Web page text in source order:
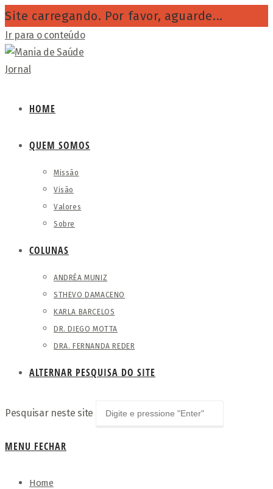
Site carregando. Por favor, aguarde...
Ir para o conteúdo
HOME
QUEM SOMOS
Missão
Visão
Valores
Sobre
COLUNAS
ANDRÉA MUNIZ
STHEVO DAMACENO
KARLA BARCELOS
DR. DIEGO MOTTA
DRA. FERNANDA REDER
ALTERNAR PESQUISA DO SITE
Pesquisar neste site
MENU FECHAR
Home